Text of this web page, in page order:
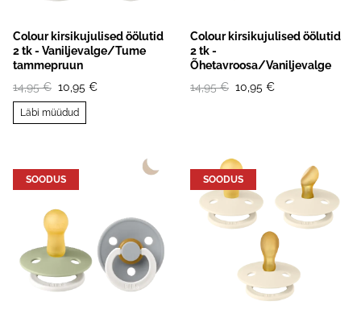
Colour kirsikujulised öölutid
2 tk - Vaniljevalge/Tume
tammepruun
14,95 € 10,95 €
Läbi müüdud
Colour kirsikujulised öölutid
2 tk -
Õhetavroosa/Vaniljevalge
14,95 € 10,95 €
SOODUS SOODUS